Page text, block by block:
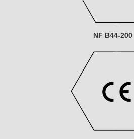
NF B44-200